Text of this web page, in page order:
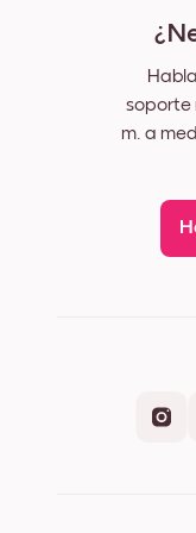
soporte
m. a